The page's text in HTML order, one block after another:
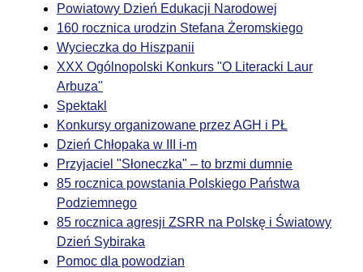
Powiatowy Dzień Edukacji Narodowej
160 rocznica urodzin Stefana Żeromskiego
Wycieczka do Hiszpanii
XXX Ogólnopolski Konkurs "O Literacki Laur
Arbuza"
Spektakl
Konkursy organizowane przez AGH i PŁ
Dzień Chłopaka w III i-m
Przyjaciel "Słoneczka" – to brzmi dumnie
85 rocznica powstania Polskiego Państwa
Podziemnego
85 rocznica agresji ZSRR na Polskę i Światowy
Dzień Sybiraka
Pomoc dla powodzian